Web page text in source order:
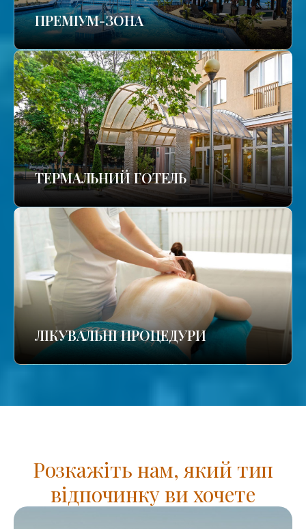
ПРЕМІУМ-ЗОНА
ТЕРМАЛЬНИЙ ГОТЕЛЬ
ЛІКУВАЛЬНІ ПРОЦЕДУРИ
Розкажіть нам, який тип
відпочинку ви хочете